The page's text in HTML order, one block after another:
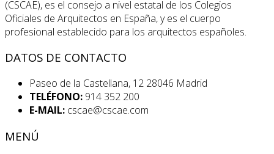
(CSCAE), es el consejo a nivel estatal de los Colegios
Oficiales de Arquitectos en España, y es el cuerpo
profesional establecido para los arquitectos españoles.
DATOS DE CONTACTO
Paseo de la Castellana, 12 28046 Madrid
TELÉFONO: 914 352 200
E-MAIL: cscae@cscae.com
MENÚ